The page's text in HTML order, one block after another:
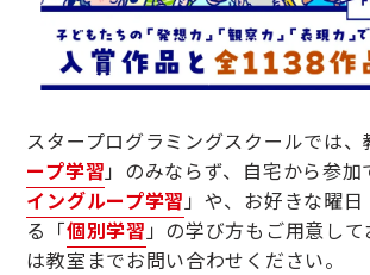
スタープログラミングスクールでは、
ープ学習 」のみならず、自宅から参加
イングループ学習 」や、お好きな曜
る「個別学習 」の学び方もご用意し
は教室までお問い合わせください。